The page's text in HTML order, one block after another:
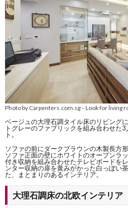
Photo by Carpenters.com.sg–Look for living
ベージュの大理石調タイル床のリビング
トグレーのファブリックを組み合わせた
ト。
ソファの前にダークブラウンの木製長方
ソファ正面の壁にホワイトのオープンラ
付き収納を組み合わせたテレビボードを
ンター収納の扉を黄みがかった白っぽい
た、まとまりのあるインテリア。
大理石調床の北欧インテリア